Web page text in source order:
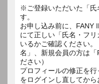
※ご登録いただいた「氏
す。
お申し込み前に、FANY
にて正しい「氏名・フ
いるかご確認ください
名」、新規会員の方は「
ださい）
プロフィールの修正を
をログインし直してか